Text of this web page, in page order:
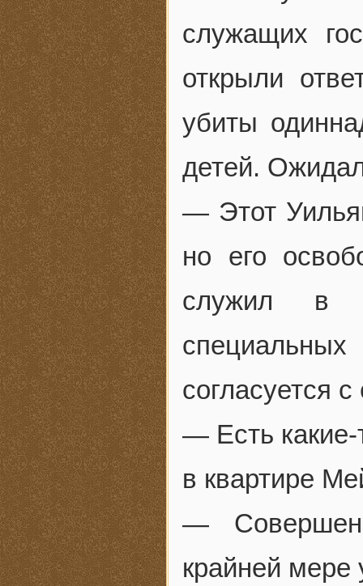
служащих
открыли
убиты
детей.
— Этот
но его
служил в
согласуется
— Есть какие-
в квартире
—
крайней